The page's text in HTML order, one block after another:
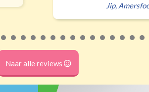
Jip,
Naar alle reviews